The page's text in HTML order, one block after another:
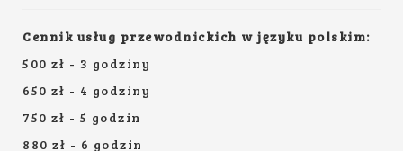
Cennik usług przewodnickich w języku polskim:
500 zł - 3 godziny
650 zł - 4 godziny
750 zł - 5 godzin
880 zł - 6 godzin